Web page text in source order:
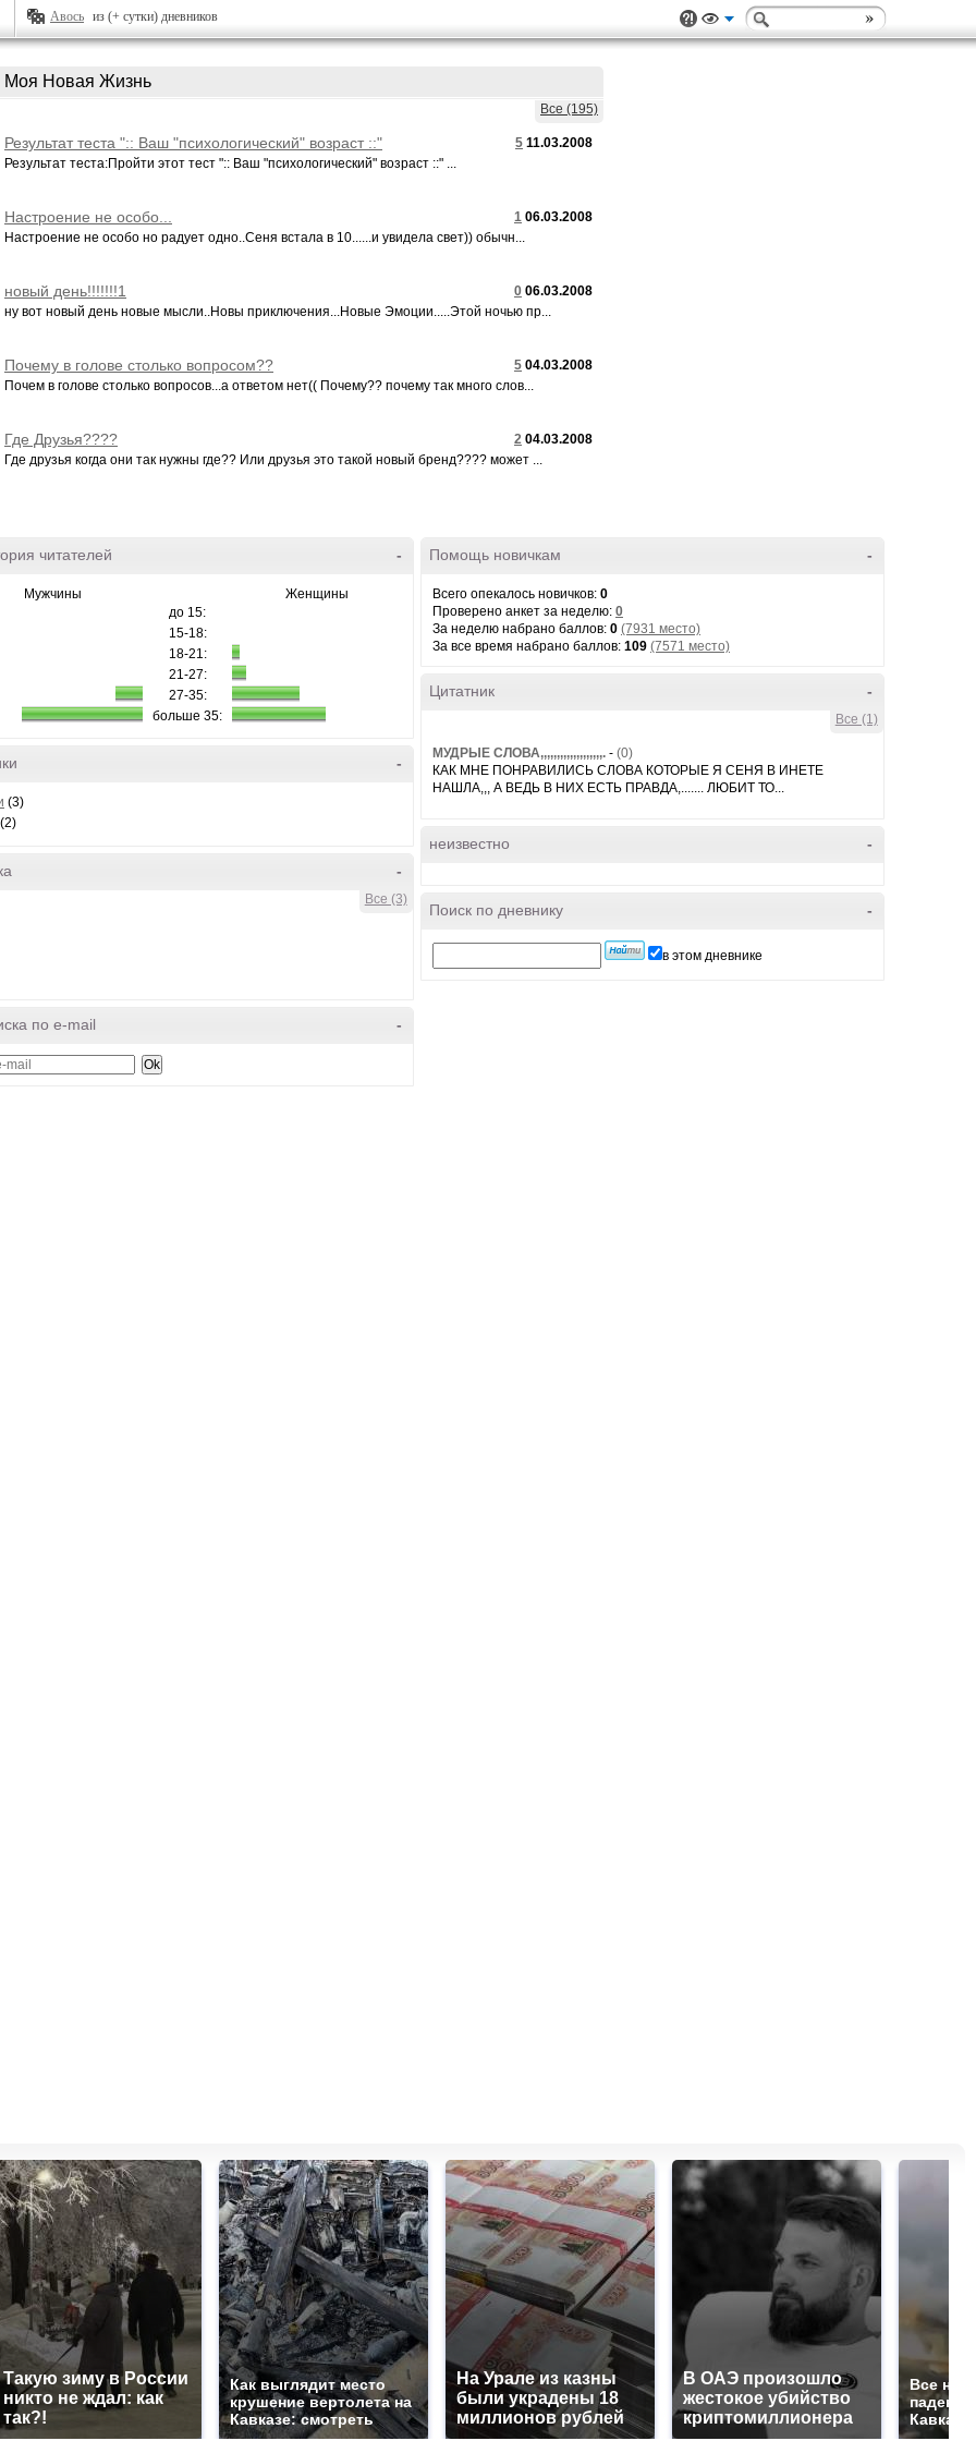
Авось из (+ сутки) дневников
Моя Новая Жизнь
Все (195)
5 11.03.2008
Результат теста ":: Ваш "психологический" возраст ::"
Результат теста:Пройти этот тест ":: Ваш "психологический" возраст ::" ...
1 06.03.2008
Настроение не особо...
Настроение не особо но радует одно..Сеня встала в 10......и увидела свет)) обычн...
0 06.03.2008
новый день!!!!!!!1
ну вот новый день новые мысли..Новы приключения...Новые Эмоции.....Этой ночью пр...
5 04.03.2008
Почему в голове столько вопросом??
Почем в голове столько вопросов...а ответом нет(( Почему?? почему так много слов...
2 04.03.2008
Где Друзья????
Где друзья когда они так нужны где?? Или друзья это такой новый бренд???? может ...
-
читателей
Мужчины
Женщины
до 15:
15-18:
18-21:
21-27:
27-35:
больше 35:
-
(3)
(2)
-
Все (3)
-
по e-mail
-
Помощь новичкам
Всего опекалось новичков: 0
Проверено анкет за неделю: 0
За неделю набрано баллов: 0 (7931 место)
За все время набрано баллов: 109 (7571 место)
-
Цитатник
Все (1)
МУДРЫЕ СЛОВА,,,,,,,,,,,,,,,,,,,. - (0)
КАК МНЕ ПОНРАВИЛИСЬ СЛОВА КОТОРЫЕ Я СЕНЯ В ИНЕТЕ
НАШЛА,,, А ВЕДЬ В НИХ ЕСТЬ ПРАВДА,....... ЛЮБИТ ТО...
-
неизвестно
-
Поиск по дневнику
в этом дневнике
Такую зиму в России
никто не ждал: как
так?!
Как выглядит место
крушение вертолета на
Кавказе: смотреть
На Урале из казны
были украдены 18
миллионов рублей
В ОАЭ произошло
жестокое убийство
криптомиллионера
Все